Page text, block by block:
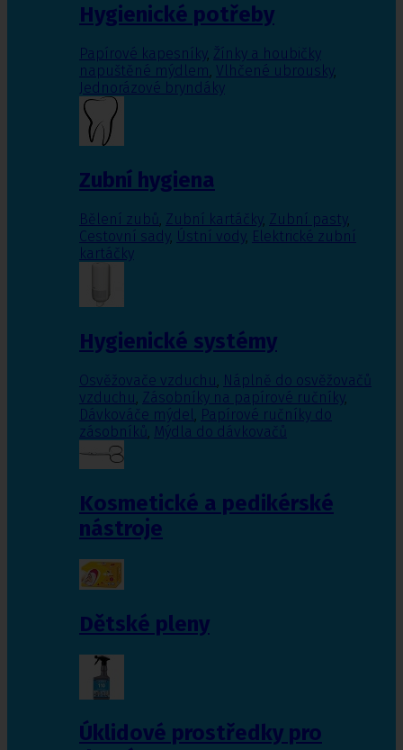
Hygienické potřeby
Papírové kapesníky, Žínky a houbičky
napuštěné mýdlem, Vlhčené ubrousky,
Jednorázové bryndáky
Zubní hygiena
Bělení zubů, Zubní kartáčky, Zubní pasty,
Cestovní sady, Ústní vody, Elektrické zubní
kartáčky
Hygienické systémy
Osvěžovače vzduchu, Náplně do osvěžovačů
vzduchu, Zásobníky na papírové ručníky,
Dávkováče mýdel, Papírové ručníky do
zásobníků, Mýdla do dávkovačů
Kosmetické a pedikérské
nástroje
Dětské pleny
Úklidové prostředky pro